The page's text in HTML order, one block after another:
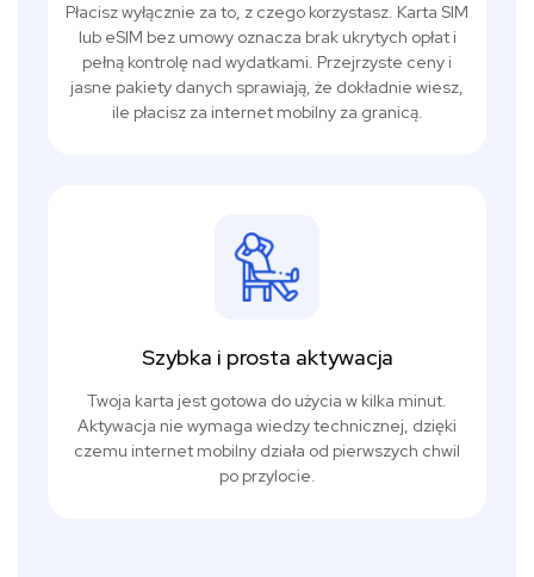
Płacisz wyłącznie za to, z czego korzystasz. Karta SIM
lub eSIM bez umowy oznacza brak ukrytych opłat i
pełną kontrolę nad wydatkami. Przejrzyste ceny i
jasne pakiety danych sprawiają, że dokładnie wiesz,
ile płacisz za internet mobilny za granicą.
Szybka i prosta aktywacja
Twoja karta jest gotowa do użycia w kilka minut.
Aktywacja nie wymaga wiedzy technicznej, dzięki
czemu internet mobilny działa od pierwszych chwil
po przylocie.